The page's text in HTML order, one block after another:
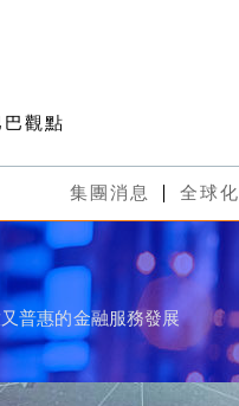
巴觀點
集團消息 全球化
普惠的金融服務發展